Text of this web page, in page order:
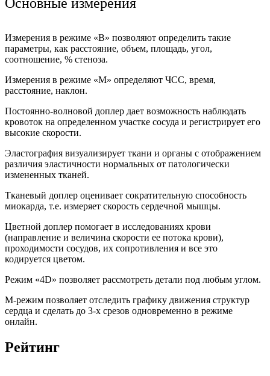
Измерения в режиме «В» позволяют определить такие
параметры, как расстояние, объем, площадь, угол,
соотношение, % стеноза.
Измерения в режиме «М» определяют ЧСС, время,
расстояние, наклон.
Постоянно-волновой доплер дает возможность наблюдать
кровоток на определенном участке сосуда и регистрирует его
высокие скорости.
Эластография визуализирует ткани и органы с отображением
различия эластичности нормальных от патологически
измененных тканей.
Тканевый доплер оценивает сократительную способность
миокарда, т.е. измеряет скорость сердечной мышцы.
Цветной доплер помогает в исследованиях крови
(направление и величина скорости ее потока крови),
проходимости сосудов, их сопротивления и все это
кодируется цветом.
Режим «4D» позволяет рассмотреть детали под любым углом.
М-режим позволяет отследить графику движения структур
сердца и сделать до 3-х срезов одновременно в режиме
онлайн.
Рейтинг